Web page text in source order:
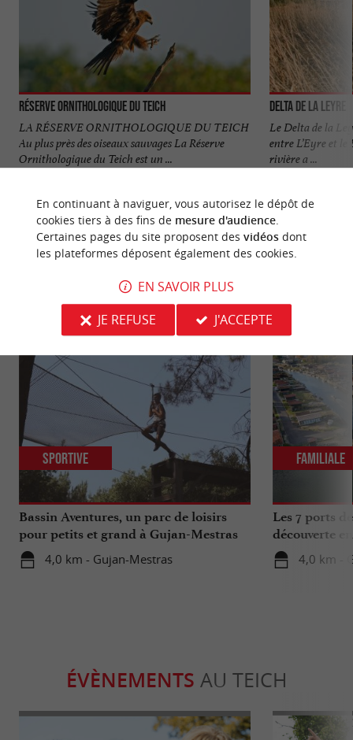
Réserve Orni­thologique du Teich
LA RÉSERVE ORNITHOLOGIQUE DU TEICH
Au plus près des oiseaux sauvages La Réserve
Ornithologique du Teich est un ...
Delta de la Leyre
Le Delta de la
entre L’Eyre et le
rivière a ...
NOUS AVONS TESTÉPOUR VOUS
Bassin Aventures, un parc de loisirs
pour petits et grand à Gujan-Mestras
4,0 km - Gujan-Mestras
Sportive
Les 7 ports
découverte
4,0 km -
Familiale
ÉVÈNEMENTS AU TEICH
En continuant à naviguer, vous autorisez le dépôt de
cookies tiers à des fins de mesure d'audience.
Certaines pages du site proposent des vidéosdont
les plateformes déposent également des cookies.
EN SAVOIR PLUS
JE REFUSE
J'ACCEPTE